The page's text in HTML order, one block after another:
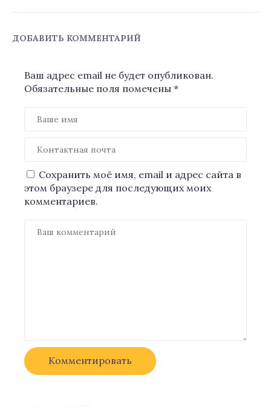
ДОБАВИТЬ КОММЕНТАРИЙ
Ваш адрес email не будет опубликован.
Обязательные поля помечены *
Сохранить моё имя, email и адрес сайта в
этом браузере для последующих моих
комментариев.